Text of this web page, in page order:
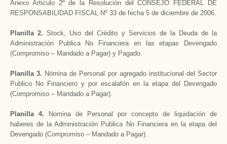
Anexo Articulo 2º de la Resolución del CONSEJO FEDERAL DE
RESPONSABILIDAD FISCAL Nº 33 de fecha 5 de diciembre de 2006.
Planilla 2. Stock, Uso del Crédito y Servicios de la Deuda de la
Administración Publica No Financiera en las etapas Devengado
(Compromiso – Mandado a Pagar) y Pagado.
Planilla 3. Nómina de Personal por agregado institucional del Sector
Publico No Financiero y por escalafón en la etapa del Devengado
(Compromiso – Mandado a Pagar).
Planilla 4. Nomina de Personal por concepto de liquidación de
haberes de la Administración Publica No Financiera en la etapa del
Devengado (Compromiso – Mandado a Pagar).